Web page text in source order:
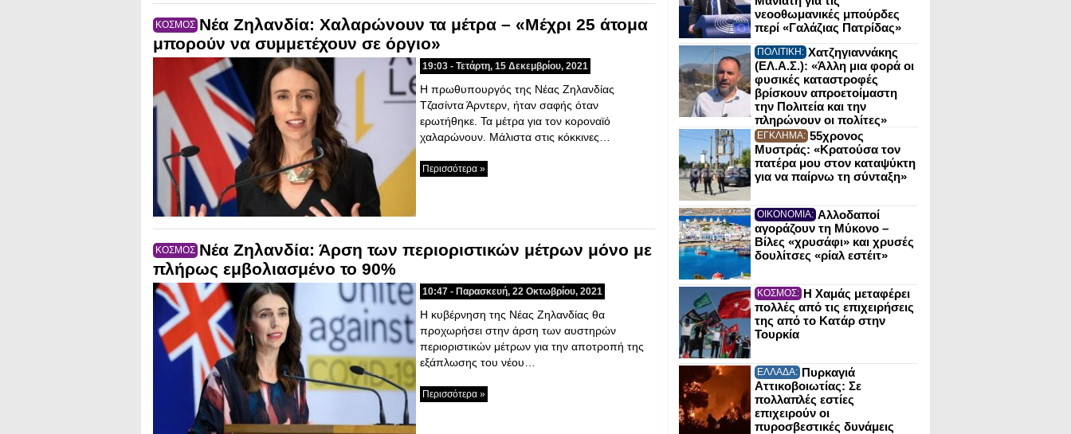
ΚΟΣΜΟΣ Νέα Ζηλανδία: Χαλαρώνουν τα μέτρα – «Μέχρι 25 άτομα
μπορούν να συμμετέχουν σε όργιο»
19:03 - Τετάρτη, 15 Δεκεμβρίου, 2021
Η πρωθυπουργός της Νέας Ζηλανδίας
Τζασίντα Άρντερν, ήταν σαφής όταν
ερωτήθηκε. Τα μέτρα για τον κοροναϊό
χαλαρώνουν. Μάλιστα στις κόκκινες…
Περισσότερα »
ΚΟΣΜΟΣ Νέα Ζηλανδία: Άρση των περιοριστικών μέτρων μόνο με
πλήρως εμβολιασμένο το 90%
10:47 - Παρασκευή, 22 Οκτωβρίου, 2021
Η κυβέρνηση της Νέας Ζηλανδίας θα
προχωρήσει στην άρση των αυστηρών
περιοριστικών μέτρων για την αποτροπή της
εξάπλωσης του νέου…
Περισσότερα »
νεοοθωμανικές μπούρδες
περί «Γαλάζιας Πατρίδας»
ΠΟΛΙΤΙΚΗ: Χατζηγιαννάκης
(ΕΛ.Α.Σ.): «Άλλη μια φορά οι
φυσικές καταστροφές
βρίσκουν απροετοίμαστη
την Πολιτεία και την
πληρώνουν οι πολίτες»
ΕΓΚΛΗΜΑ: 55χρονος
Μυστράς: «Κρατούσα τον
πατέρα μου στον καταψύκτη
για να παίρνω τη σύνταξη»
ΟΙΚΟΝΟΜΙΑ: Αλλοδαποί
αγοράζουν τη Μύκονο –
Βίλες «χρυσάφι» και χρυσές
δουλίτσες «ρίαλ εστέιτ»
ΚΟΣΜΟΣ: Η Χαμάς μεταφέρει
πολλές από τις επιχειρήσεις
της από το Κατάρ στην
Τουρκία
ΕΛΛΑΔΑ: Πυρκαγιά
Αττικοβοιωτίας: Σε
πολλαπλές εστίες
επιχειρούν οι
πυροσβεστικές δυνάμεις